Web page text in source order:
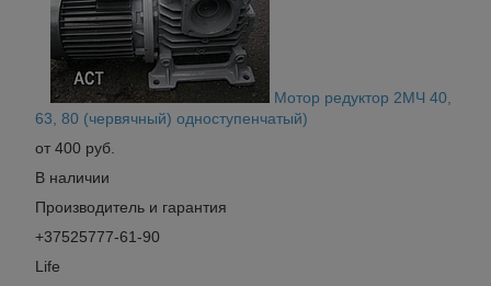
Мотор редуктор 2МЧ 40,
63, 80 (червячный) одноступенчатый)
от 400 руб.
В наличии
Производитель и гарантия
+37525777-61-90
Life